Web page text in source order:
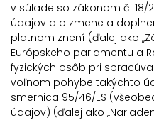
v súlade so zákonom č. 18/
údajov a o zmene a
platnom znení (ďalej ako
Európskeho parlamentu a
fyzických osôb pri
voľnom pohybe takýchto
smernica 95/46/ES
údajov) (ďalej ako